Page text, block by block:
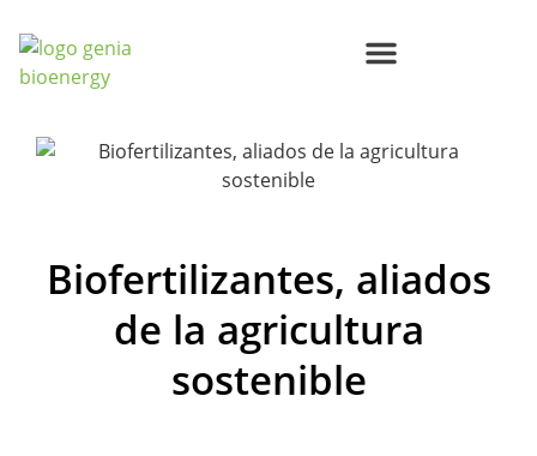
Biofertilizantes, aliados
de la agricultura
sostenible